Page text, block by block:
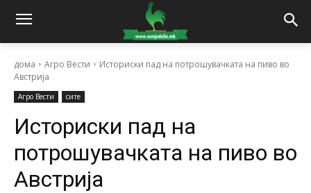
дома Агро Вести
Историски пад на потрошувачката на пиво во
Австрија
Агро Вести сите
Историски пад на
потрошувачката на пиво во
Австрија